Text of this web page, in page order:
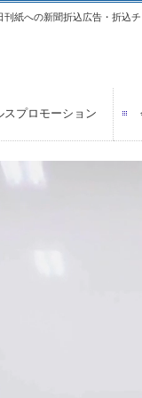
紙への新聞折込広告・折込
スプロモーション
ング
制作